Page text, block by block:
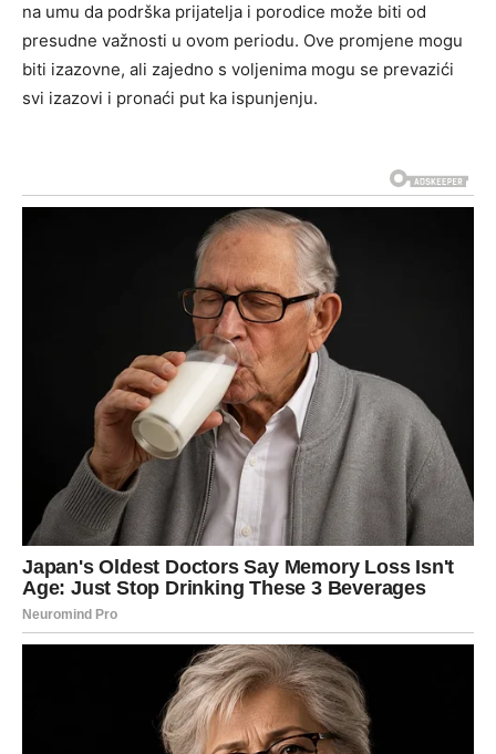
na umu da podrška prijatelja i porodice može biti od
presudne važnosti u ovom periodu. Ove promjene mogu
biti izazovne, ali zajedno s voljenima mogu se prevazići
svi izazovi i pronaći put ka ispunjenju.